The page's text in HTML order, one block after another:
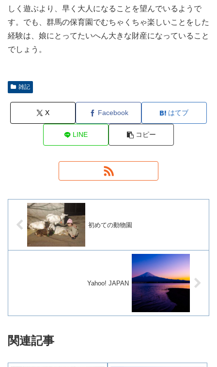
しく遊ぶより、早く大人になることを望んでいるようで
す。でも、群馬の保育園でむちゃくちゃ楽しいことをした
経験は、娘にとってたいへん大きな財産になっていること
でしょう。
雑記
X Facebook はてブ
LINE コピー
初めての動物園
Yahoo! JAPAN
関連記事